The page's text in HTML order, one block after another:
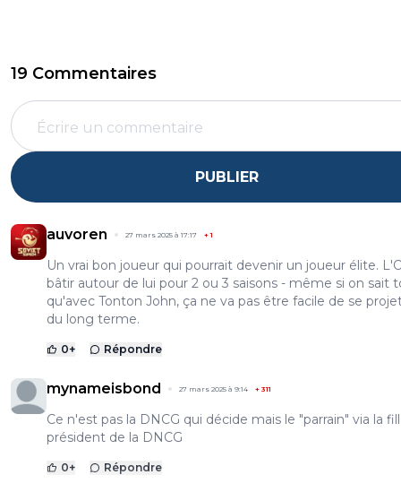
19 Commentaires
PUBLIER
auvoren 27 mars 2025 à 17:17 +1
Un vrai bon joueur qui pourrait devenir un joueur élite.
bâtir autour de lui pour 2 ou 3 saisons - même si on sait
qu'avec Tonton John, ça ne va pas être facile de se
du long terme.
0+ Répondre
mynameisbond 27 mars 2025 à 9:14 + 311
Ce n'est pas la DNCG qui décide mais le "parrain" via la
président de la DNCG
0+ Répondre